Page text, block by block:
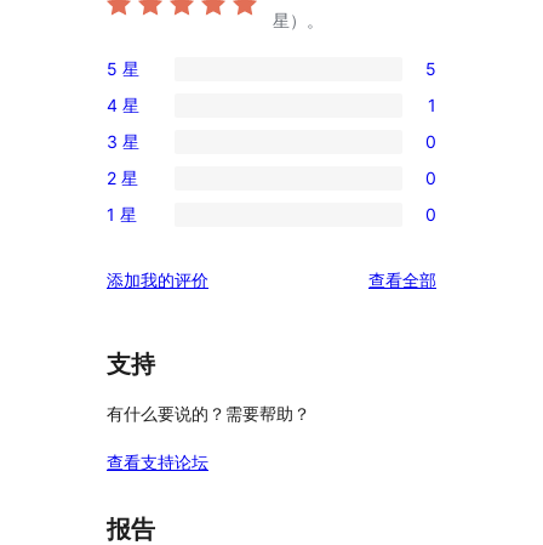
星）。
5
条
5
星
评
5 星 5
1
条
4
星
价
4 星 1
0
条
3
评
3 星 0
0
条
星
价
2 星 0
0
1
评
1 星 0
添加我的评价 查看全部评
支持
有什么要说的？需要帮助？
查看支持论坛
报告